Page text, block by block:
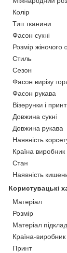
Колір
Тип тканини
Фасон сукні
Розмір жіночого
Стиль
Сезон
Фасон вирізу
Фасон рукава
Візерунки і
Довжина сукні
Довжина рукава
Наявність
Країна виробник
Стан
Наявність
Користувацькі
Матеріал
Розмір
Матеріал
Країна-
Принт